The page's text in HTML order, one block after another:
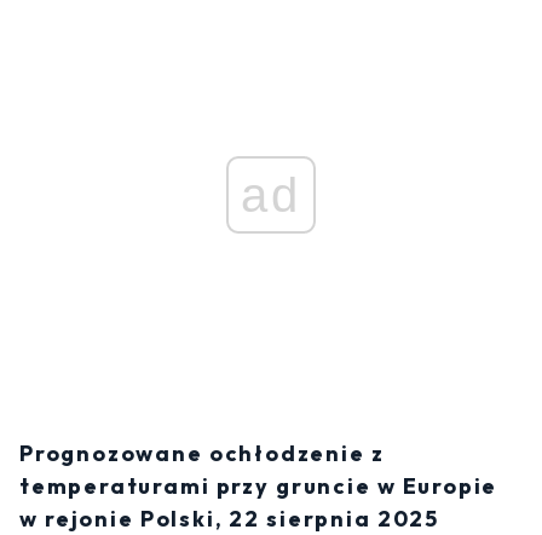
ad
Prognozowane ochłodzenie z
temperaturami przy gruncie w Europie
w rejonie Polski, 22 sierpnia 2025